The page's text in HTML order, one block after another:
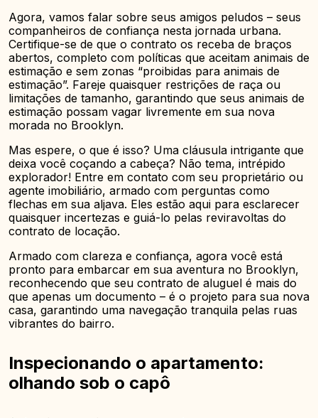
Agora, vamos falar sobre seus amigos peludos – seus
companheiros de confiança nesta jornada urbana.
Certifique-se de que o contrato os receba de braços
abertos, completo com políticas que aceitam animais de
estimação e sem zonas “proibidas para animais de
estimação”. Fareje quaisquer restrições de raça ou
limitações de tamanho, garantindo que seus animais de
estimação possam vagar livremente em sua nova
morada no Brooklyn.
Mas espere, o que é isso? Uma cláusula intrigante que
deixa você coçando a cabeça? Não tema, intrépido
explorador! Entre em contato com seu proprietário ou
agente imobiliário, armado com perguntas como
flechas em sua aljava. Eles estão aqui para esclarecer
quaisquer incertezas e guiá-lo pelas reviravoltas do
contrato de locação.
Armado com clareza e confiança, agora você está
pronto para embarcar em sua aventura no Brooklyn,
reconhecendo que seu contrato de aluguel é mais do
que apenas um documento – é o projeto para sua nova
casa, garantindo uma navegação tranquila pelas ruas
vibrantes do bairro.
Inspecionando o apartamento:
olhando sob o capô